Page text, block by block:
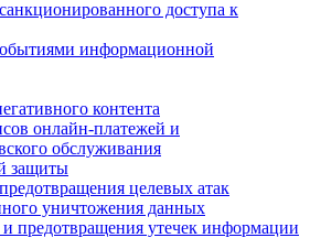
доступа к
информационной
контента
онлайн-платежей и
обслуживания
защиты
целевых атак
уничтожения данных
предотвращения утечек информации